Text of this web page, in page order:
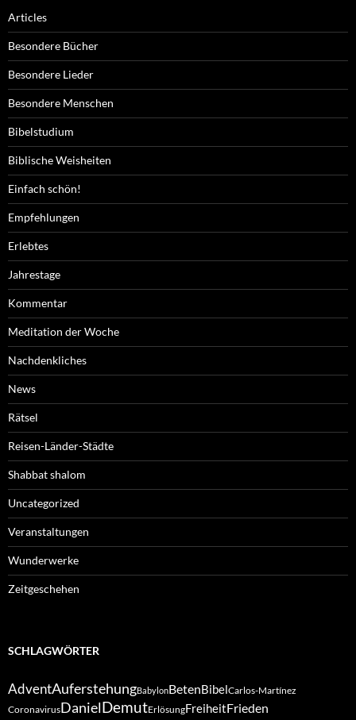
Articles
Besondere Bücher
Besondere Lieder
Besondere Menschen
Bibelstudium
Biblische Weisheiten
Einfach schön!
Empfehlungen
Erlebtes
Jahrestage
Kommentar
Meditation der Woche
Nachdenkliches
News
Rätsel
Reisen-Länder-Städte
Shabbat shalom
Uncategorized
Veranstaltungen
Wunderwerke
Zeitgeschehen
SCHLAGWÖRTER
AdventAuferstehungBabylonBetenBibelCarlos-Martínez
CoronavirusDanielDemutErlösungFreiheitFrieden